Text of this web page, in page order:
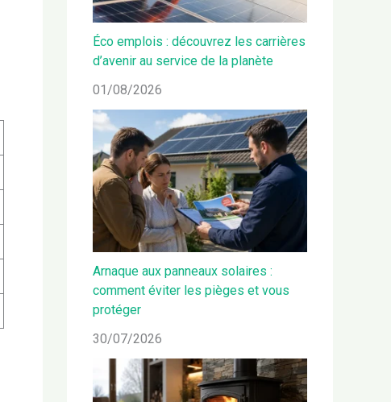
Éco emplois : découvrez les carrières
d’avenir au service de la planète
01/08/2026
Arnaque aux panneaux solaires :
comment éviter les pièges et vous
protéger
30/07/2026